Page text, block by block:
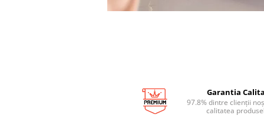
Garantia
97.8% dintre clienții
calitatea